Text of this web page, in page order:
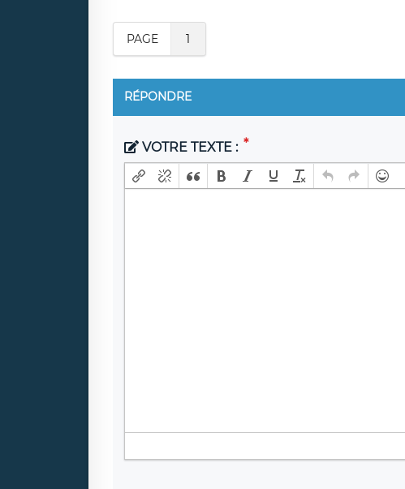
PAGE 1
RÉPONDRE
VOTRE TEXTE :